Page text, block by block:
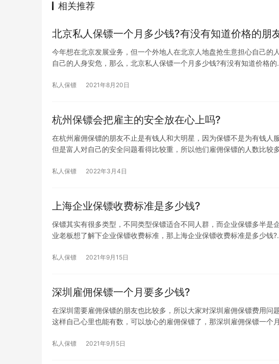
相关推荐
北京私人保镖一个月多少钱?有没有知道价格的朋
今年想在北京发展业务，但一个外地人在北京人地盘抢生意担心自己
自己的人身安危，那么，北京私人保镖一个月多少钱?有没有知道价格
私人保镖 2021年8月20日
杭州保镖会把雇主的安全放在心上吗?
在杭州雇佣保镖的朋友不止是有钱人和大明星，因为保镖不是为有钱人
但是富人对自己的安全问题看得比较重，所以他们雇佣保镖的人数比较
私人保镖 2022年3月4日
上海企业保镖收费标准是多少钱?
保镖其实有很多类型，不同类型保镖适合不同人群，而企业保镖多半
业老板想了解下企业保镖收费标准，那上海企业保镖收费标准是多少钱
私人保镖 2021年9月15日
深圳雇佣保镖一个月要多少钱?
在深圳需要雇佣保镖的朋友也比较多，所以大家对深圳雇佣保镖费用问
这样自己心里也能有数，可以放心的雇佣保镖了，那深圳雇佣保镖一个
私人保镖 2021年9月5日